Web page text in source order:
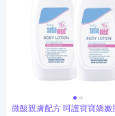
微酸親膚配方 呵護寶寶嬌嫩